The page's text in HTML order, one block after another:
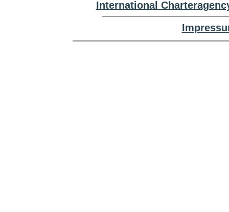
International